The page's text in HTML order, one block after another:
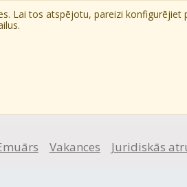
Lai tos atspējotu, pareizi konfigurējiet
Vakances Juridiskās